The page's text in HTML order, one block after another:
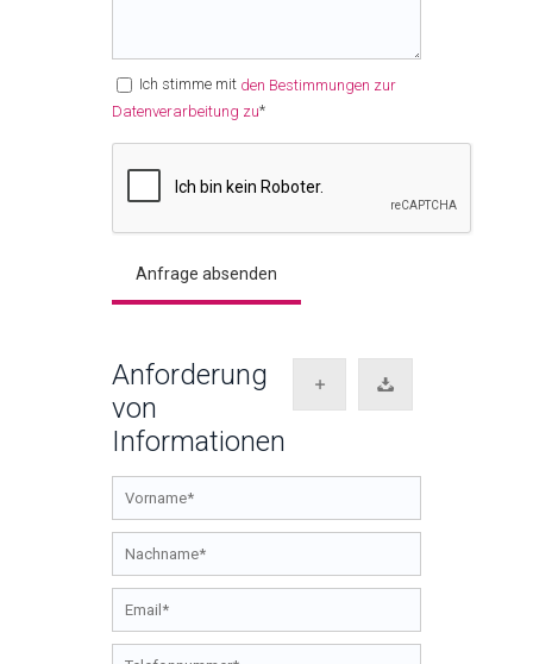
Ich stimme mit den Bestimmungen zur
Datenverarbeitung zu*
Anforderung
von
Informationen